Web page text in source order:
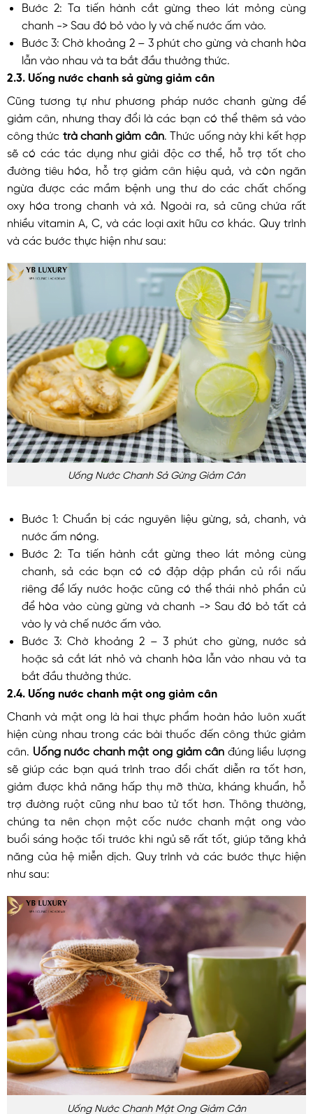
Bước 2: Ta tiến hành cắt gừng theo lát mỏng cùng
chanh -> Sau đó bỏ vào ly và chế nước ấm vào.
Bước 3: Chờ khoảng 2 – 3 phút cho gừng và chanh hòa
lẫn vào nhau và ta bắt đầu thưởng thức.
2.3. Uống nước chanh sả gừng giảm cân
Cũng tương tự như phương pháp nước chanh gừng để
giảm cân, nhưng thay đổi là các bạn có thể thêm sả vào
công thức trà chanh giảm cân. Thức uống này khi kết hợp
sẽ có các tác dụng như giải độc cơ thể, hỗ trợ tốt cho
đường tiêu hóa, hỗ trợ giảm cân hiệu quả, và còn ngăn
ngừa được các mầm bệnh ung thư do các chất chống
oxy hóa trong chanh và xả. Ngoài ra, sả cũng chứa rất
nhiều vitamin A, C, và các loại axit hữu cơ khác. Quy trình
và các bước thực hiện như sau:
Uống Nước Chanh Sả Gừng Giảm Cân
Bước 1: Chuẩn bị các nguyên liệu gừng, sả, chanh, và
nước ấm nóng.
Bước 2: Ta tiến hành cắt gừng theo lát mỏng cùng
chanh, sả các bạn có có đập dập phần củ rồi nấu
riêng để lấy nước hoặc cũng có thể thái nhỏ phần củ
để hòa vào cùng gừng và chanh -> Sau đó bỏ tất cả
vào ly và chế nước ấm vào.
Bước 3: Chờ khoảng 2 – 3 phút cho gừng, nước sả
hoặc sả cắt lát nhỏ và chanh hòa lẫn vào nhau và ta
bắt đầu thưởng thức.
2.4. Uống nước chanh mật ong giảm cân
Chanh và mật ong là hai thực phẩm hoàn hảo luôn xuất
hiện cùng nhau trong các bài thuốc đến công thức giảm
cân. Uống nước chanh mật ong giảm cân đúng liều lượng
sẽ giúp các bạn quá trình trao đổi chất diễn ra tốt hơn,
giảm được khả năng hấp thụ mỡ thừa, kháng khuẩn, hỗ
trợ đường ruột cũng như bao tử tốt hơn. Thông thường,
chúng ta nên chọn một cốc nước chanh mật ong vào
buổi sáng hoặc tối trước khi ngủ sẽ rất tốt, giúp tăng khả
năng của hệ miễn dịch. Quy trình và các bước thực hiện
như sau:
Uống Nước Chanh Mật Ong Giảm Cân